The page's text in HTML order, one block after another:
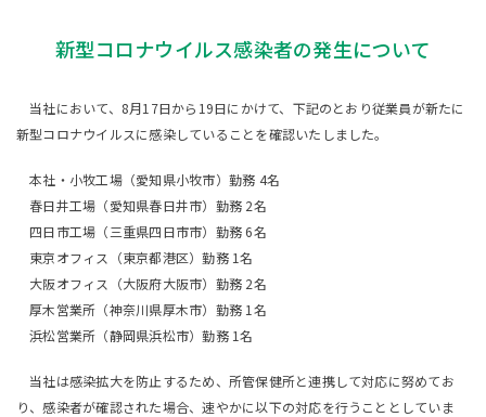
新型コロナウイルス感染者の発生について
当社において、8月17日から19日にかけて、下記のとおり従業員が新たに
新型コロナウイルスに感染していることを確認いたしました。
本社・小牧工場（愛知県小牧市）勤務 4名
春日井工場（愛知県春日井市）勤務 2名
四日市工場（三重県四日市市）勤務 6名
東京オフィス（東京都港区）勤務 1名
大阪オフィス（大阪府大阪市）勤務 2名
厚木営業所（神奈川県厚木市）勤務 1名
浜松営業所（静岡県浜松市）勤務 1名
当社は感染拡大を防止するため、所管保健所と連携して対応に努めてお
り、感染者が確認された場合、速やかに以下の対応を行うこととしていま